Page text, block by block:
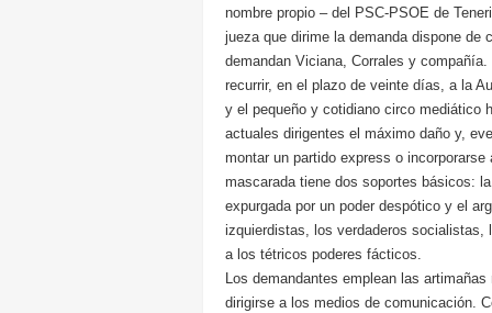
nombre propio – del PSC-PSOE de
jueza que dirime la demanda dispone
demandan Viciana, Corrales y
recurrir, en el plazo de veinte días, a la
y el pequeño y cotidiano circo mediático
actuales dirigentes el máximo daño y,
montar un partido express o
mascarada tiene dos soportes básicos:
expurgada por un poder despótico y el
izquierdistas, los verdaderos socialistas,
a los tétricos poderes fácticos.
Los demandantes emplean las
dirigirse a los medios de comunicación.